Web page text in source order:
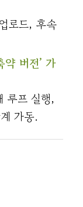
로드, 후속
버전’ 가
루프 실행,
가동.